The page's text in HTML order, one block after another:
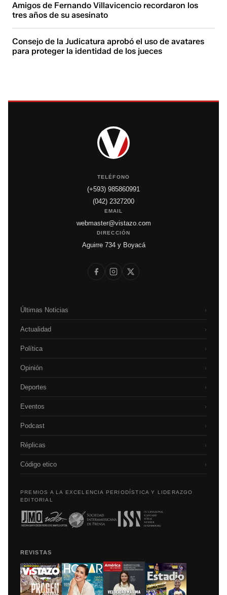
Amigos de Fernando Villavicencio recordaron los
tres años de su asesinato
Consejo de la Judicatura aprobó el uso de avatares
para proteger la identidad de los jueces
TELÉFONO
(+593) 985860991
(042) 2327200
EMAIL
webmaster@vistazo.com
DIRECCIÓN
Aguirre 734 y Boyacá
Últimas Noticias ›
Actualidad ›
Política ›
Opinión ›
Deportes ›
Eventos ›
Podcast ›
Réplicas ›
Código etico ›
PREMIOS A LA EXCELENCIA PERIODÍSTICA Y LIDERAZGO
EDITORIAL
REVISTAS